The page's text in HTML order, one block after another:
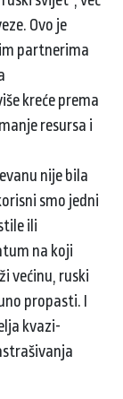
Ovo je
partnerima
kreće prema
resursa i
nije bila
smo jedni
ili
na koji
većinu, ruski
propasti. I
kvazi-